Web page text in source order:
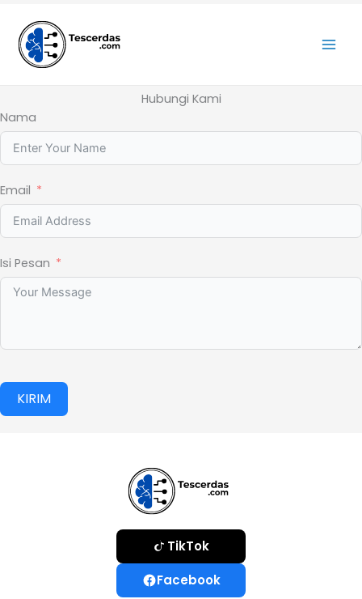
konten
Hubungi Kami
Nama
Email
Isi Pesan
KIRIM
TikTok
Facebook